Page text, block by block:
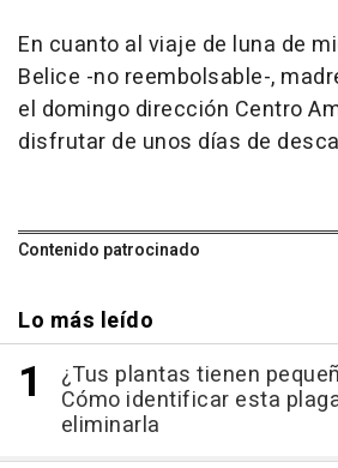
En cuanto al viaje de luna de
Belice -no reembolsable-,
el domingo dirección Centro
disfrutar de unos días de
Contenido patrocinado
Lo más leído
¿Tus plantas tienen
Cómo identificar esta
eliminarla